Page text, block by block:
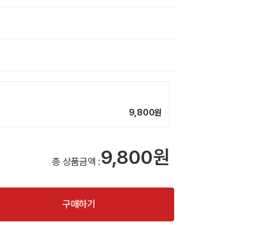
9,800원
총 상품금액 :9,800원
구매하기